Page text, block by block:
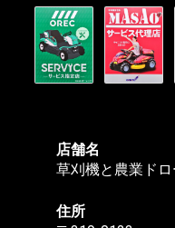
店舗名
草刈機と農業ド
住所